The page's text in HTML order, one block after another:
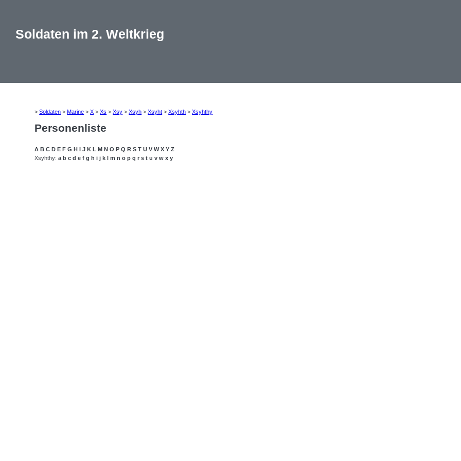
Soldaten im 2. Weltkrieg
>Soldaten >Marine >X >Xs >Xsy >Xsyh >Xsyht >Xsyhth >Xsyhthy
Personenliste
A B C D E F G H I J K L M N O P Q R S T U V W X Y Z
Xsyhthy:a b c d e f g h i j k l m n o p q r s t u v w x y